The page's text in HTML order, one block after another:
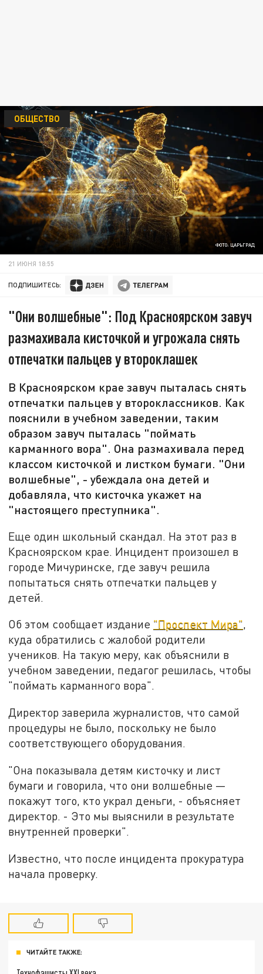
ФОТО: ЦАРЬГРАД
ОБЩЕСТВО
21 ИЮНЯ 18:55
ПОДПИШИТЕСЬ:
"Они волшебные": Под Красноярском завуч
размахивала кисточкой и угрожала снять
отпечатки пальцев у второклашек
В Красноярском крае завуч пыталась снять
отпечатки пальцев у второклассников. Как
пояснили в учебном заведении, таким
образом завуч пыталась "поймать
карманного вора". Она размахивала перед
классом кисточкой и листком бумаги. "Они
волшебные", - убеждала она детей и
добавляла, что кисточка укажет на
"настоящего преступника".
Еще один школьный скандал. На этот раз в
Красноярском крае. Инцидент произошел в
городе Мичуринске, где завуч решила
попытаться снять отпечатки пальцев у
детей.
Об этом сообщает издание "Проспект Мира",
куда обратились с жалобой родители
учеников. На такую меру, как объяснили в
учебном заведении, педагог решилась, чтобы
"поймать карманного вора".
Директор заверила журналистов, что самой
процедуры не было, поскольку не было
соответствующего оборудования.
"Она показывала детям кисточку и лист
бумаги и говорила, что они волшебные —
покажут того, кто украл деньги, - объясняет
директор. - Это мы выяснили в результате
внутренней проверки".
Известно, что после инцидента прокуратура
начала проверку.
ЧИТАЙТЕ ТАКЖЕ: